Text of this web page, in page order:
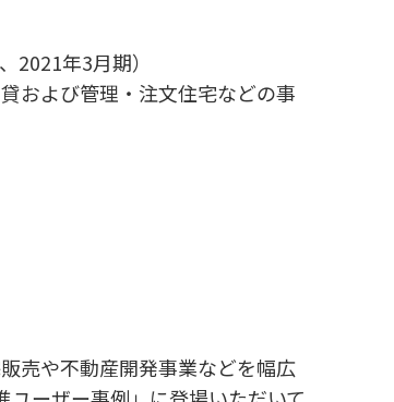
2021年3月期）
および管理・注文住宅などの事
売や不動産開発事業などを幅広